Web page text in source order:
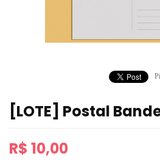
[LOTE] Postal
R$ 10,00